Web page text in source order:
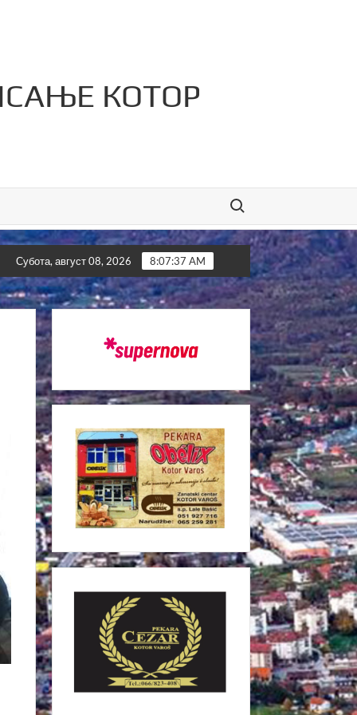
КОТОР
Search for:
и јефтине лажи!” Kотор Варош љепши него икад
Субота, август 08, 2026 8:07:38 AM